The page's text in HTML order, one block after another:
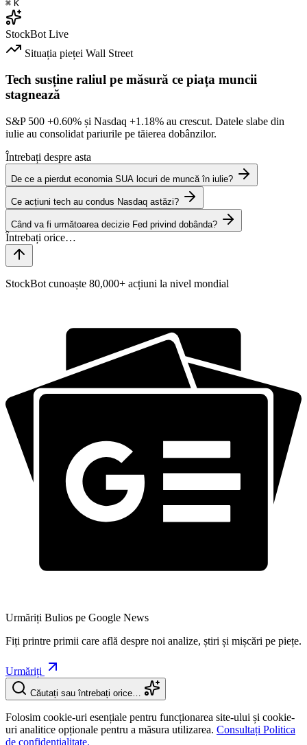
⌘ K
StockBot Live
Situația pieței Wall Street
Tech susține raliul pe măsură ce piața muncii
stagnează
S&P 500 +0.60% și Nasdaq +1.18% au crescut. Datele slabe din
iulie au consolidat pariurile pe tăierea dobânzilor.
Întrebați despre asta
De ce a pierdut economia SUA locuri de muncă în iulie?
Ce acțiuni tech au condus Nasdaq astăzi?
Când va fi următoarea decizie Fed privind dobânda?
StockBot cunoaște 80,000+ acțiuni la nivel mondial
Urmăriți Bulios pe Google News
Fiți printre primii care află despre noi analize, știri și mișcări pe piețe.
Urmăriți
Căutați sau întrebați orice…
Folosim cookie-uri esențiale pentru funcționarea site-ului și cookie-
uri analitice opționale pentru a măsura utilizarea. Consultați Politica
de confidențialitate.